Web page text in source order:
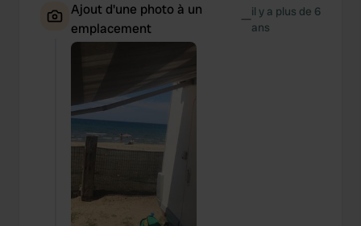
Ajout d'une photo à un
emplacement
—il y a plus de 6
ans